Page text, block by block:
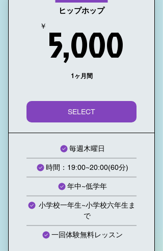
ヒップホップ
￥ 5,000
1ヶ月間
SELECT
毎週木曜日
時間：19:00~20:00(60分)
年中~低学年
小学校一年生~小学校六年生ま
で
一回体験無料レッスン